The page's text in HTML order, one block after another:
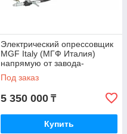
Электрический опрессовщик
MGF Italy (МГФ Италия)
напрямую от завода-
изготовителя
Под заказ
5 350 000 ₸
Купить